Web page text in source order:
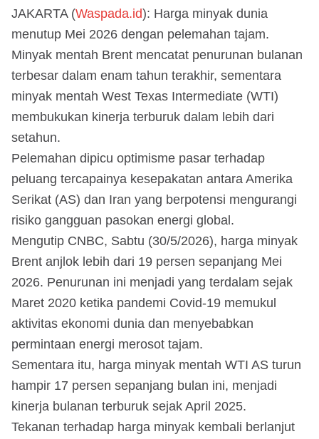
JAKARTA (Waspada.id): Harga minyak dunia
menutup Mei 2026 dengan pelemahan tajam.
Minyak mentah Brent mencatat penurunan bulanan
terbesar dalam enam tahun terakhir, sementara
minyak mentah West Texas Intermediate (WTI)
membukukan kinerja terburuk dalam lebih dari
setahun.
Pelemahan dipicu optimisme pasar terhadap
peluang tercapainya kesepakatan antara Amerika
Serikat (AS) dan Iran yang berpotensi mengurangi
risiko gangguan pasokan energi global.
Mengutip CNBC, Sabtu (30/5/2026), harga minyak
Brent anjlok lebih dari 19 persen sepanjang Mei
2026. Penurunan ini menjadi yang terdalam sejak
Maret 2020 ketika pandemi Covid-19 memukul
aktivitas ekonomi dunia dan menyebabkan
permintaan energi merosot tajam.
Sementara itu, harga minyak mentah WTI AS turun
hampir 17 persen sepanjang bulan ini, menjadi
kinerja bulanan terburuk sejak April 2025.
Tekanan terhadap harga minyak kembali berlanjut